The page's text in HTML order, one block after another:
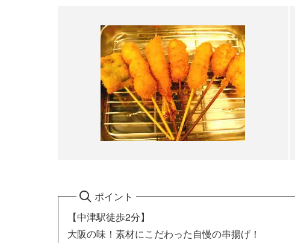
ポイント
【中津駅徒歩2分】
大阪の味！素材にこだわった自慢の串揚げ！